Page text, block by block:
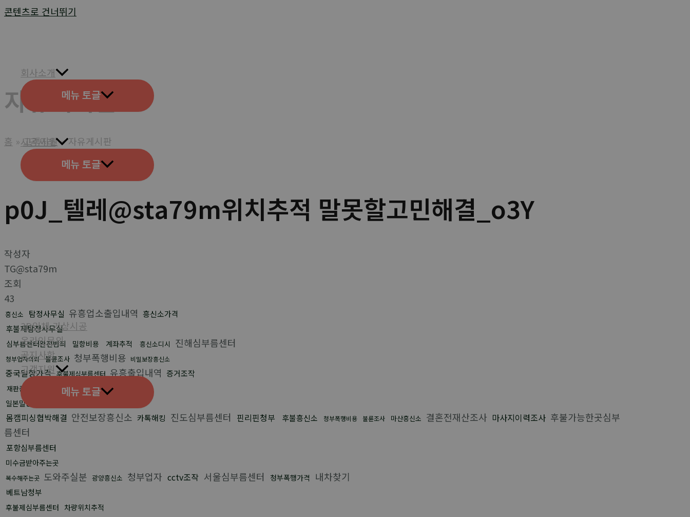
콘텐츠로 건너뛰기
회사소개
메뉴 토글
시공사례
메뉴 토글
3D입체 가상시공
온라인문의
공지사항
고객지원
메뉴 토글
자유게시판
홈 고객지원 자유게시판
p0J_텔레@sta79m위치추적 말못할고민해결_o3Y
작성자
TG@sta79m
조회
43
흥신소 탐정사무실 유흥업소출입내역 흥신소가격
후불제탐정사무실
심부름센터완전범죄 밀항비용 계좌추적 흥신소디시 진해심부름센터
청부업자의뢰 불륜조사 청부폭행비용 비밀보장흥신소
중국밀항가격 후불제심부름센터 유흥출입내역 증거조작
재판증거삭제
일본밀항
몸캠피싱협박해결 안전보장흥신소 카톡해킹 진도심부름센터 핀리핀청부 후불흥신소 청부폭행비용 불륜조사 마산흥신소 결혼전재산조사 마사지이력조사 후불가능한곳심부
름센터
포항심부름센터
미수금받아주는곳
복수해주는곳 도와주실분 광양흥신소 청부업자 cctv조작 서울심부름센터 청부폭행가격 내차찾기
베트남청부
후불제심부름센터 차량위치추적